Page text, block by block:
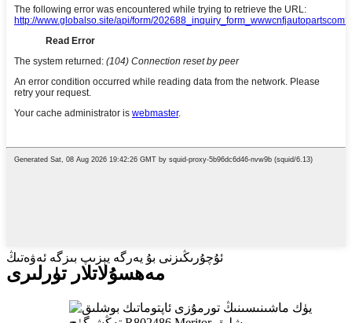
ئۇچۇرىڭىزنى بۇ يەرگە يېزىپ بىزگە ئەۋەتىڭ
مەھسۇلاتلار تۈرلىرى